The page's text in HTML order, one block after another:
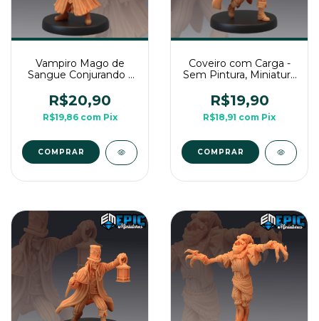
Vampiro Mago de
Sangue Conjurando -
3D Média Para RPG
de Mesa
R$20,90
R$19,86 com Pix
COMPRAR
Coveiro com Carga -
Sem Pintura, Miniatura
de Mesa
R$19,90
R$18,91 com Pix
COMPRAR